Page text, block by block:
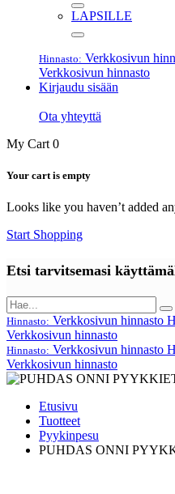
LAPSILLE
Hinnasto: Verkkosivun
Verkkosivun hinnasto
Kirjaudu sisään
Ota yhteyttä
My Cart 0
Your cart is empty
Looks like you haven’t added
Start Shopping
Etsi tarvitsemasi
Hinnasto: Verkkosivun hinnasto
Verkkosivun hinnasto
Hinnasto: Verkkosivun hinnasto
Verkkosivun hinnasto
Etusivu
Tuotteet
Pyykinpesu
PUHDAS ONNI